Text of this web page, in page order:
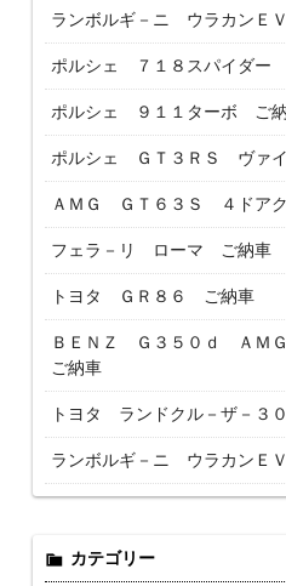
ランボルギ－ニ ウラカンＥ
ポルシェ ７１８スパイダー
ポルシェ ９１１ターボ ご
ポルシェ ＧＴ３ＲＳ ヴァ
ＡＭＧ ＧＴ６３Ｓ ４ドア
フェラ－リ ローマ ご納車
トヨタ ＧＲ８６ ご納車
ＢＥＮＺ Ｇ３５０ｄ ＡＭ
ご納車
トヨタ ランドクル－ザ－３
ランボルギ－ニ ウラカンＥ
カテゴリー